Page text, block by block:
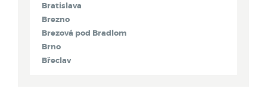
Bratislava
Brezno
Brezová pod Bradlom
Brno
Břeclav